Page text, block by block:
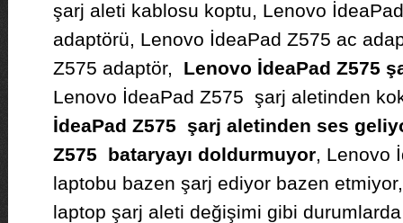
şarj aleti kablosu koptu, Lenovo
adaptörü, Lenovo İdeaPad Z575 ac
Z575 adaptör, Lenovo İdeaPad Z575
Lenovo İdeaPad Z575 şarj aletinden
İdeaPad Z575 şarj aletinden ses
Z575 bataryayı doldurmuyor, Lenovo
laptobu bazen şarj ediyor bazen
laptop şarj aleti değişimi gibi